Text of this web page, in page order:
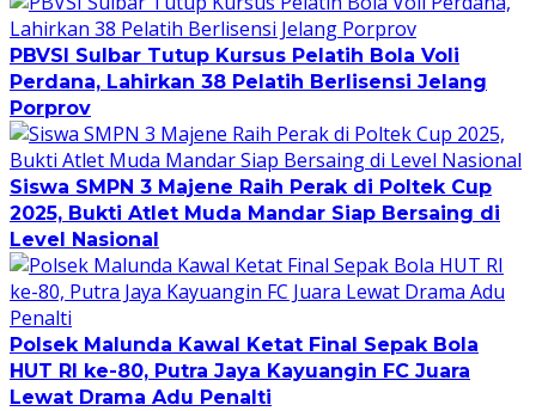
PBVSI Sulbar Tutup Kursus Pelatih Bola Voli
Perdana, Lahirkan 38 Pelatih Berlisensi Jelang
Porprov
Siswa SMPN 3 Majene Raih Perak di Poltek Cup
2025, Bukti Atlet Muda Mandar Siap Bersaing di
Level Nasional
Polsek Malunda Kawal Ketat Final Sepak Bola
HUT RI ke-80, Putra Jaya Kayuangin FC Juara
Lewat Drama Adu Penalti